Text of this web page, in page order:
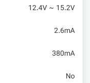
12.4V ~ 15.2V
2.6mA
380mA
No